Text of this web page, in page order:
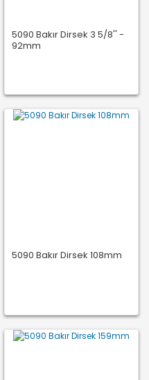
5090 Bakır Dirsek 3 5/8'' -
92mm
5090 Bakır Dirsek 108mm